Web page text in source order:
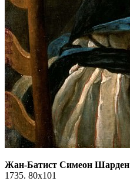
Жан-Батист Симеон Шарден
1735. 80x101